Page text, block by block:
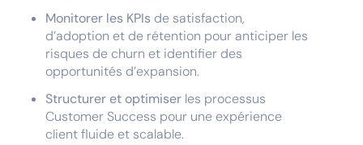
Monitorer les KPIs de satisfaction,
d’adoption et de rétention pour anticiper les
risques de churn et identifier des
opportunités d’expansion.
Structurer et optimiser les processus
Customer Success pour une expérience
client fluide et scalable.